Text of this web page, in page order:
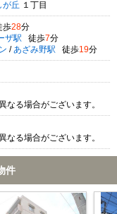
が丘 １丁目
歩28分
ザ駅 徒歩7分
/ あざみ野駅 徒歩19分
なる場合がございます。
なる場合がございます。
件